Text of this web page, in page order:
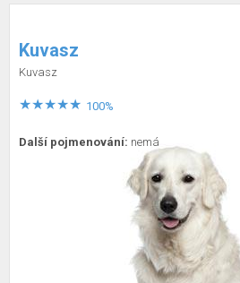
Kuvasz
Kuvasz
100%
Další pojmenování: nemá